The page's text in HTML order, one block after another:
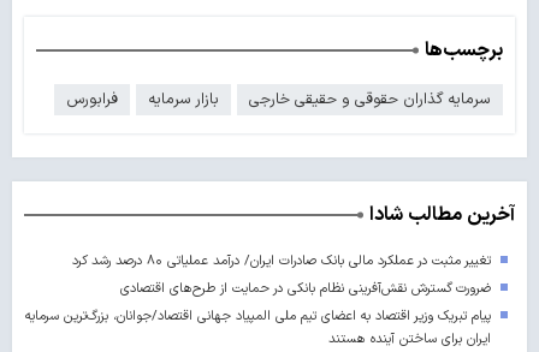
برچسب‌ها
سرمایه گذاران حقوقی و حقیقی خارجی بازار سرمایه فرابورس
آخرین مطالب شادا
تغییر مثبت در عملکرد مالی بانک صادرات ایران/ درآمد عملیاتی ۸۰ درصد رشد کرد
ضرورت گسترش نقش‌آفرینی نظام بانکی در حمایت از طرح‌های اقتصادی
پیام تبریک وزیر اقتصاد به اعضای تیم ملی المپیاد جهانی اقتصاد/جوانان، بزرگ‌ترین سرمایه
ایران برای ساختن آینده‌ هستند